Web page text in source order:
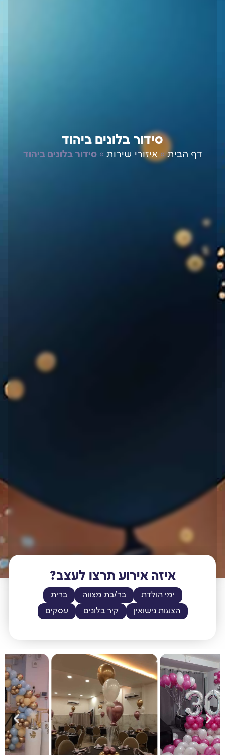
סידור בלונים ביהוד
דף הבית»איזורי שירות »סידור בלונים ביהוד
איזה אירוע תרצו לעצב?
ימי הולדת בר/בת מצווה
ברית
הצעות נישואין
קיר בלונים עסקים